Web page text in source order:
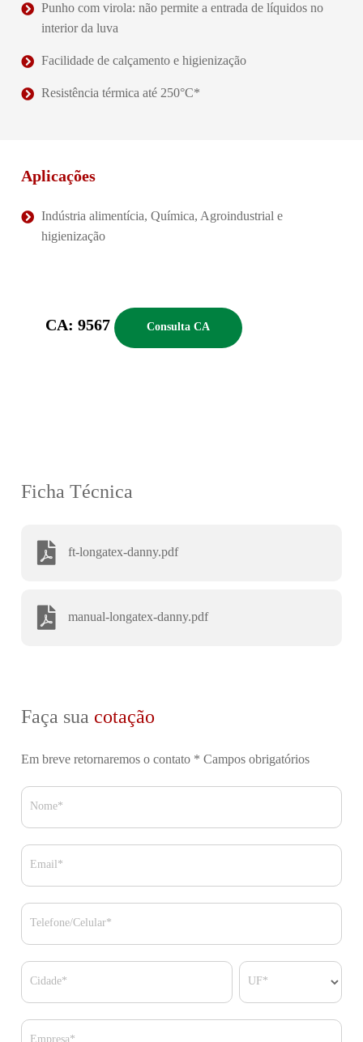
Punho com virola: não permite a entrada de líquidos no
interior da luva
Facilidade de calçamento e higienização
Resistência térmica até 250°C*
Aplicações
Indústria alimentícia, Química, Agroindustrial e
higienização
CA: 9567 Consulta CA
Ficha Técnica
ft-longatex-danny.pdf
manual-longatex-danny.pdf
Faça sua cotação
Em breve retornaremos o contato * Campos obrigatórios
Nome*
Email*
Telefone/Celular*
Cidade* UF*